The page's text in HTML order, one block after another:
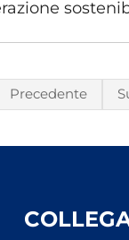
Precedente